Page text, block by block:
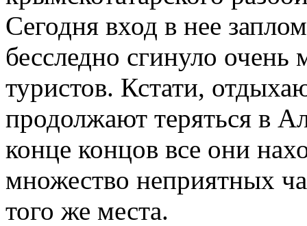
Сегодня вход в нее
бесследно сгинуло
туристов. Кстати,
продолжают теряться в
конце концов все они
множество неприятных
того же места.